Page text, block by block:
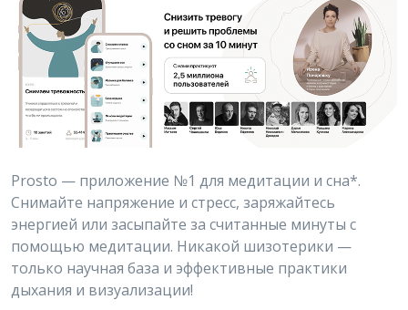
Prosto — приложение №1 для медитации и сна*.
Снимайте напряжение и стресс, заряжайтесь
энергией или засыпайте за считанные минуты с
помощью медитации. Никакой шизотерики —
только научная база и эффективные практики
дыхания и визуализации!